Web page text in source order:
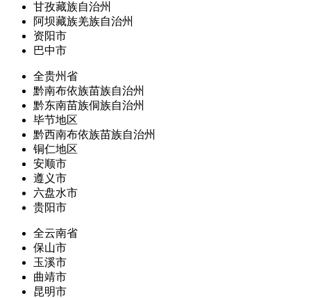
甘孜藏族自治州
阿坝藏族羌族自治州
资阳市
巴中市
全贵州省
黔南布依族苗族自治州
黔东南苗族侗族自治州
毕节地区
黔西南布依族苗族自治州
铜仁地区
安顺市
遵义市
六盘水市
贵阳市
全云南省
保山市
玉溪市
曲靖市
昆明市